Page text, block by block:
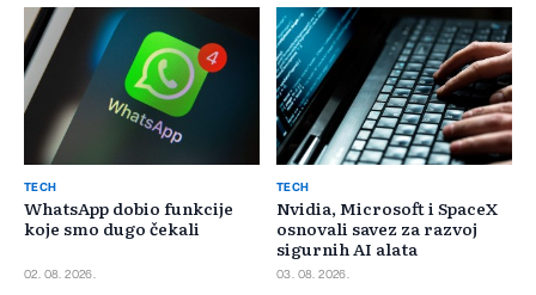
TECH
WhatsApp dobio funkcije
koje smo dugo čekali
02. 08. 2026.
TECH
Nvidia, Microsoft i SpaceX
osnovali savez za razvoj
sigurnih AI alata
03. 08. 2026.